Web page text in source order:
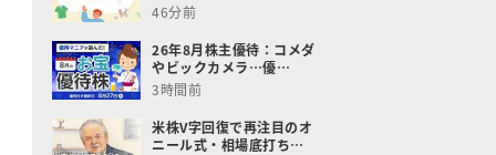
46分前
26年8月株主優待：コメダ
やビックカメラ…優…
3時間前
米株V字回復で再注目のオ
ニール式・相場底打ち…